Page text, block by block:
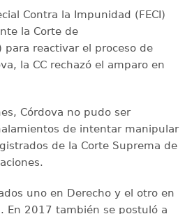
Contra la Impunidad (FECI)
la Corte de
para reactivar el proceso de
la CC rechazó el amparo en
Córdova no pudo ser
de intentar manipular
de la Corte Suprema de
uno en Derecho y el otro en
En 2017 también se postuló a